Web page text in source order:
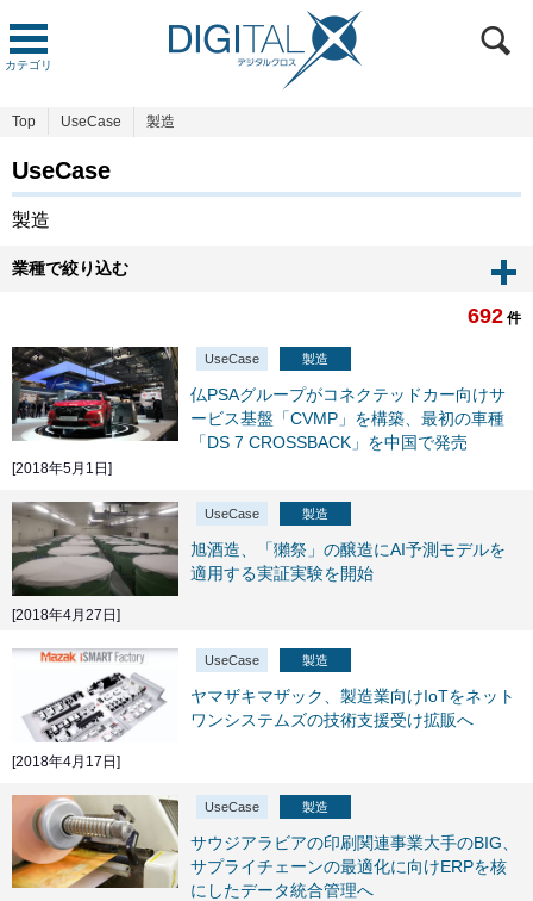
カテゴリ
Top UseCase 製造
UseCase
製造
業種で絞り込む
692 件
UseCase 製造
仏PSAグループがコネクテッドカー向けサ
ービス基盤「CVMP」を構築、最初の車種
「DS 7 CROSSBACK」を中国で発売
[2018年5月1日]
UseCase 製造
旭酒造、「獺祭」の醸造にAI予測モデルを
適用する実証実験を開始
[2018年4月27日]
UseCase 製造
ヤマザキマザック、製造業向けIoTをネット
ワンシステムズの技術支援受け拡販へ
[2018年4月17日]
UseCase 製造
サウジアラビアの印刷関連事業大手のBIG、
サプライチェーンの最適化に向けERPを核
にしたデータ統合管理へ